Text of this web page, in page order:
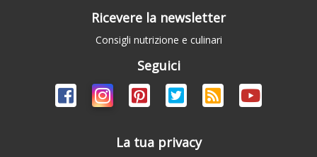
Ricevere la newsletter
Consigli nutrizione e culinari
Seguici
La tua privacy